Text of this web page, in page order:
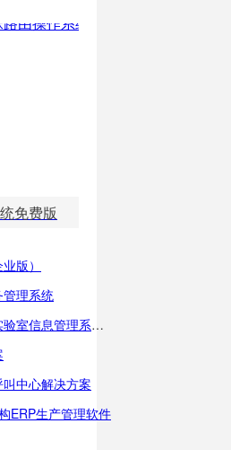
免费版
版）
理系统
息管理系统单机版
中心解决方案
ERP生产管理软件